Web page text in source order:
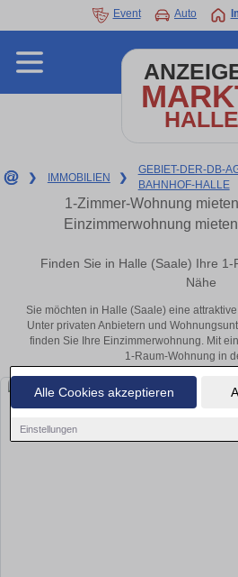
Alle Cookies akzeptieren
Einstellungen
Event Auto
HALLE
❯ IMMOBILIEN ❯
GEBIET-DER-DB-
BAHNHOF-HALLE
1-Zimmer-Wohnung
Einzimmerwohnung
Finden Sie in Halle (Saale) Ihre
Nähe
Sie möchten in Halle (Saale) eine
Unter privaten Anbietern und
finden Sie Ihre Einzimmerwohnung. Mit
1-Raum-Wohnung in